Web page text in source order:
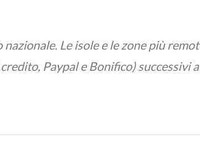
Le isole e le zone più
Paypal e Bonifico) successivi